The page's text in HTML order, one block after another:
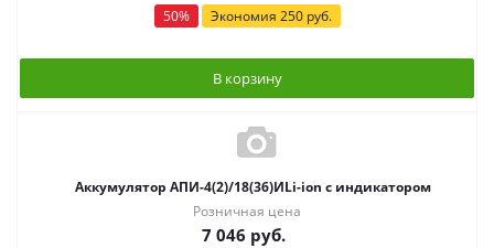
50% Экономия 250руб.
В корзину
Аккумулятор АПИ-4(2)/18(36)ИLi-ion с индикатором
Розничная цена
7 046 руб.